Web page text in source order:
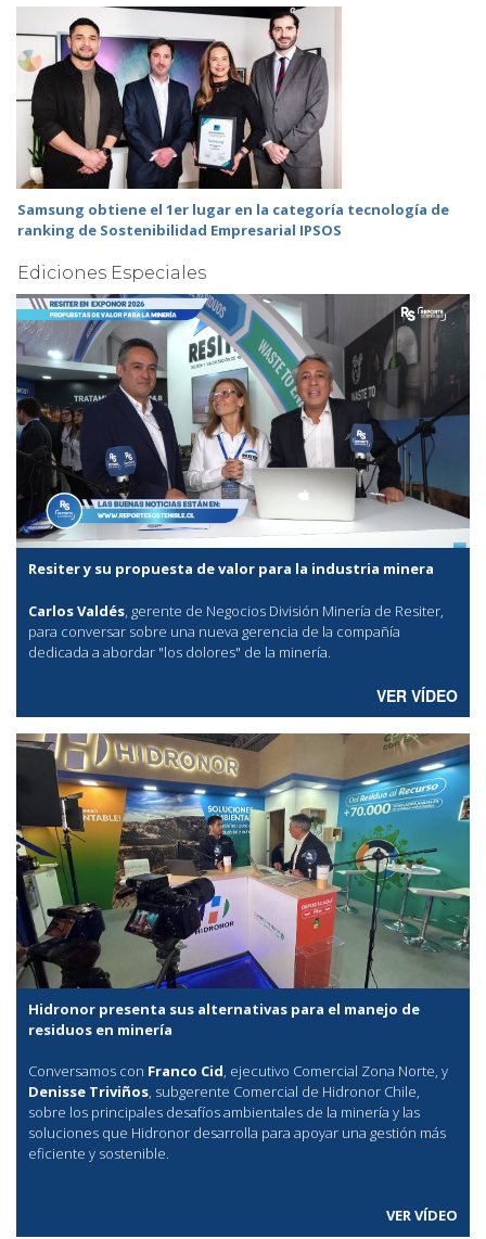
Samsung obtiene el 1er lugar en la categoría tecnología de
ranking de Sostenibilidad Empresarial IPSOS
Ediciones Especiales
Resiter y su propuesta de valor para la industria minera
Carlos Valdés, gerente de Negocios División Minería de Resiter,
para conversar sobre una nueva gerencia de la compañía
dedicada a abordar "los dolores" de la minería.
VER VÍDEO
Hidronor presenta sus alternativas para el manejo de
residuos en minería
Conversamos con Franco Cid, ejecutivo Comercial Zona Norte, y
Denisse Triviños, subgerente Comercial de Hidronor Chile,
sobre los principales desafíos ambientales de la minería y las
soluciones que Hidronor desarrolla para apoyar una gestión más
eficiente y sostenible.
VER VÍDEO